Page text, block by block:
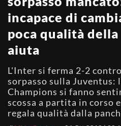
incapace di
poca qualità
aiuta
L'Inter si ferma 2-2
sorpasso sulla Juventus:
Champions si fanno
scossa a partita in corso
regala qualità dalla